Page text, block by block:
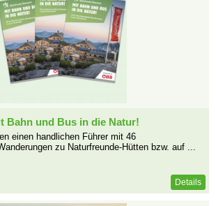
Bahn und Bus in die Natur!
einen handlichen Führer mit 46
zu Naturfreunde-Hütten bzw. auf ...
Details